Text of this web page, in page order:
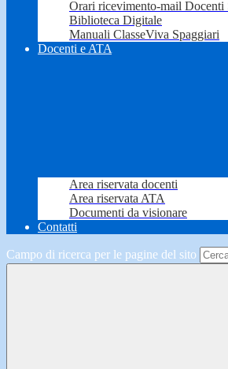
Orari ricevimento-mail Docenti
Biblioteca Digitale
Manuali ClasseViva Spaggiari
Docenti e ATA
Area riservata docenti
Area riservata ATA
Documenti da visionare
Contatti
Campo di ricerca per le pagine del sito